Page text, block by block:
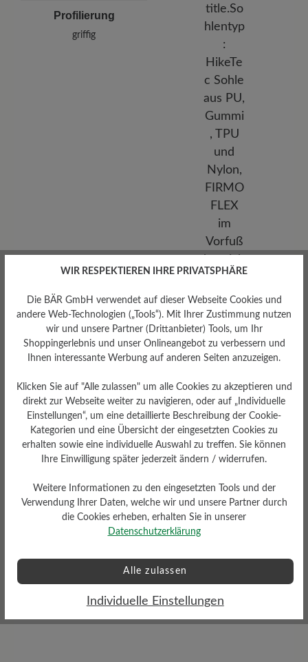
Profilierung
griffig
HikeTec Sohle aus PU,
Gummi, TPU und Nylon,
FIRMOFLEX im
Vorfußbereich
Wetterschutz
Wasserabweisend
Bewertungen lesen
WIR RESPEKTIEREN IHRE PRIVATSPHÄRE
Die BÄR GmbH verwendet auf dieser Webseite Cookies und
andere Web-Technologien („Tools“). Mit Ihrer Zustimmung nutzen
wir und unsere Partner (Drittanbieter) Tools, um Ihr
Shoppingerlebnis und unser Onlineangebot zu verbessern und
Ihnen interessante Werbung auf anderen Seiten anzuzeigen.
Klicken Sie auf "Alle zulassen" um alle Cookies zu akzeptieren und
direkt zur Webseite weiter zu navigieren, oder auf „Individuelle
Einstellungen“, um eine detaillierte Beschreibung der Cookie-
Kategorien und eine Übersicht der eingesetzten Cookies zu
erhalten sowie eine individuelle Auswahl zu treffen. Sie können
Ihre Einwilligung später jederzeit ändern / widerrufen.
Weitere Informationen zu den eingesetzten Tools und der
Verwendung Ihrer Daten, welche wir und unsere Partner durch
die Cookies erheben, erhalten Sie in unserer
Datenschutzerklärung
Alle zulassen
Individuelle Einstellungen